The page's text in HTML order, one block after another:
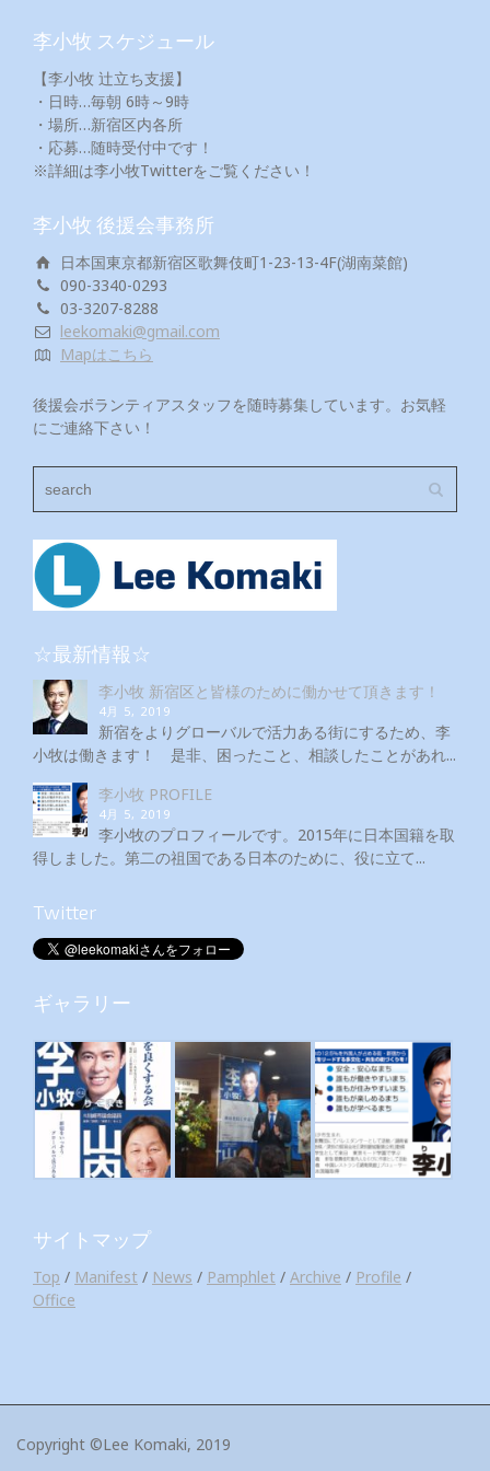
李小牧 スケジュール
【李小牧 辻立ち支援】
・日時…毎朝 6時～9時
・場所…新宿区内各所
・応募…随時受付中です！
※詳細は李小牧Twitterをご覧ください！
李小牧 後援会事務所
日本国東京都新宿区歌舞伎町1-23-13-4F(湖南菜館)
090-3340-0293
03-3207-8288
leekomaki@gmail.com
Mapはこちら
後援会ボランティアスタッフを随時募集しています。お気軽
にご連絡下さい！
☆最新情報☆
李小牧 新宿区と皆様のために働かせて頂きます！
4月 5, 2019
新宿をよりグローバルで活力ある街にするため、李
小牧は働きます！ 是非、困ったこと、相談したことがあれ...
李小牧 PROFILE
4月 5, 2019
李小牧のプロフィールです。2015年に日本国籍を取
得しました。第二の祖国である日本のために、役に立て...
Twitter
ギャラリー
サイトマップ
Top / Manifest / News / Pamphlet / Archive / Profile /
Office
Copyright ©Lee Komaki, 2019